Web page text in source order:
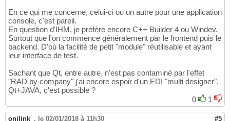
En ce qui me concerne, celui-ci ou un autre pour une application
console, c'est pareil.
En question d'IHM, je préfère encore C++ Builder 4 ou Windev.
Surtout que l'on commence généralement par le frontend puis le
backend. D'où la facilité de petit "module" réutilisable et ayant
leur interface de test.
Sachant que Qt, entre autre, n'est pas contaminé par l'effet
"RAD by company" j'ai encore espoir d'un EDI "multi designer".
Qt+JAVA, c'est possible ?
0
1
onilink_ , le 02/01/2018 à 11h30 #5